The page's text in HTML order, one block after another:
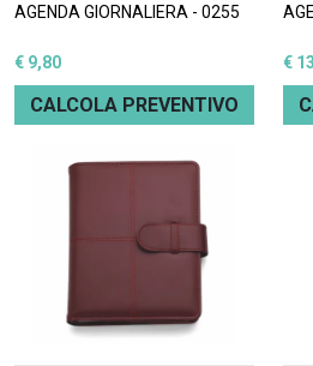
AGENDA GIORNALIERA - 0255
€ 9,80
CALCOLA PREVENTIVO
€